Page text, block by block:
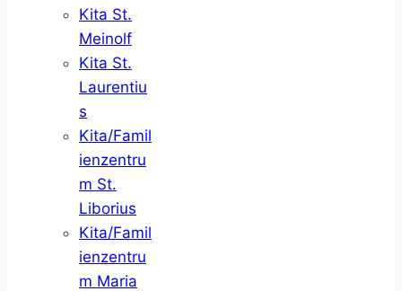
Kita St.
Meinolf
Kita St.
Laurentiu
s
Kita/Famil
ienzentru
m St.
Liborius
Kita/Famil
ienzentru
m Maria